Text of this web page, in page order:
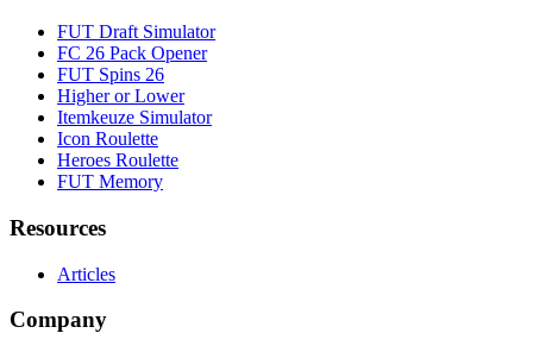
FUT Draft Simulator
FC 26 Pack Opener
FUT Spins 26
Higher or Lower
Itemkeuze Simulator
Icon Roulette
Heroes Roulette
FUT Memory
Resources
Articles
Company